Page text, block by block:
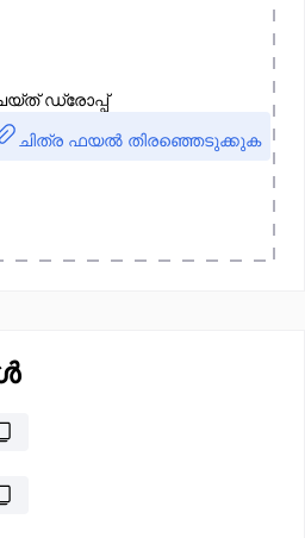
ഡ്രോപ്പ്
ചിത്ര ഫയൽ തിരഞ്ഞെടുക്കുക